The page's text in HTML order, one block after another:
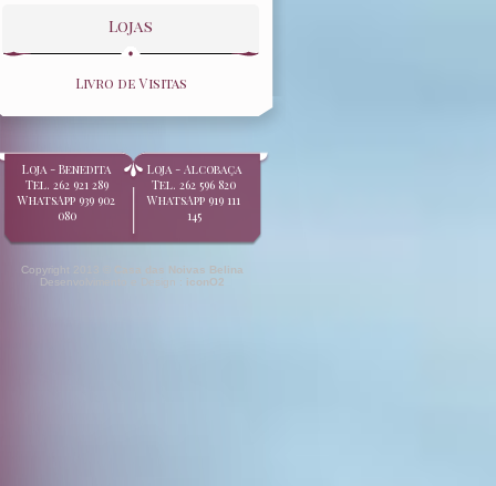
Lojas
Livro de Visitas
Loja - Benedita
Tel. 262 921 289
WhatsApp 939 902
080
Loja - Alcobaça
Tel. 262 596 820
WhatsApp 919 111
145
Copyright 2013 ©
Casa das Noivas Belina
Desenvolvimento e Design : iconO2